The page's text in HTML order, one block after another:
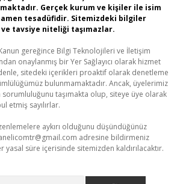
Gerçek kurum ve kişiler ile isim
tesadüfidir. Sitemizdeki bilgiler
tavsiye niteliği taşımazlar.
Kanun gereğince Bilgi Teknolojileri ve İletişim
onaylanmış bir Yer Sağlayıcı olarak hizmet
sitedeki içerikleri proaktif olarak denetleme
bulunmamaktadır. Ancak, üyelerimiz
sorumluluğunu taşımakta olup, siteye üye olarak
etmiş sayılırlar.
aykırı olduğunu düşündüğünüz
adresine bildirmeniz
yasal süre içerisinde sitemizden kaldırılacaktır.